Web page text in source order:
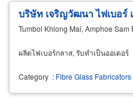
บริษัท เจริญวัฒนา ไฟเบอร์
Tumbol Khlong Mai, Amphoe
ผลิตไฟเบอร์กลาส, รับทำเป็นออเดอร์
Category : Fibre Glass Fabricators